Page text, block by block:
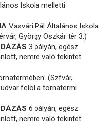
Iskola melletti
Vasvári Pál Általános Iskola
György Oszkár tér 3.)
3 pályán, egész
nemre való tekintet
(Szfvár,
felöl a tornatermi
6 pályán, egész
nemre való tekintet